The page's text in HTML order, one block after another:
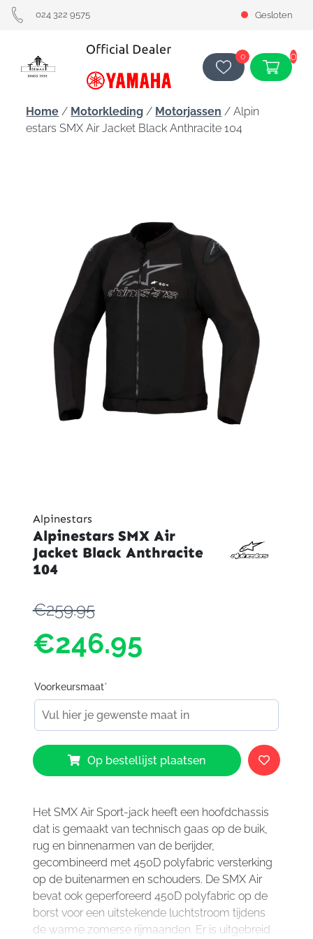
024 322 9575 Gesloten
0 0
Home / Motorkleding / Motorjassen / Alpin
estars SMX Air Jacket Black Anthracite 104
Alpinestars
Alpinestars SMX Air
Jacket Black Anthracite
104
€259.95
€246.95
Voorkeursmaat*
Alpinestars
SMX
Air
Black
Anthracite
104
aantal
Op bestellijst plaatsen
Het SMX Air Sport-jack heeft een hoofdchassis
dat is gemaakt van technisch gaas op de buik,
rug en binnenarmen van de berijder,
gecombineerd met 450D polyfabric versterking
op de buitenarmen en schouders. De SMX Air
bevat ook geperforeerd 450D polyfabric op de
borst voor een uitstekende luchtstroom tijdens
de warme zomerse rijmaanden. Er is uitgebreid